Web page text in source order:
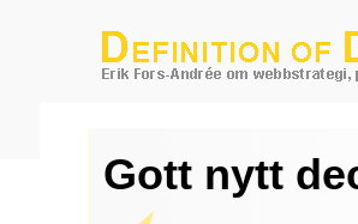
Gott nytt